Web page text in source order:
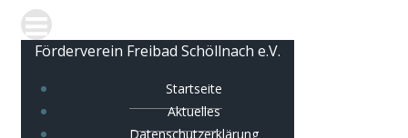
Förderverein Freibad Schöllnach e.V.
Startseite
Aktuelles
Datenschutzerklärung